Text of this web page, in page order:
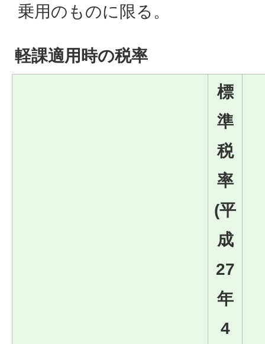
乗用のものに限る。
軽課適用時の税率
標
準
税
率
(平
成
27
年
4